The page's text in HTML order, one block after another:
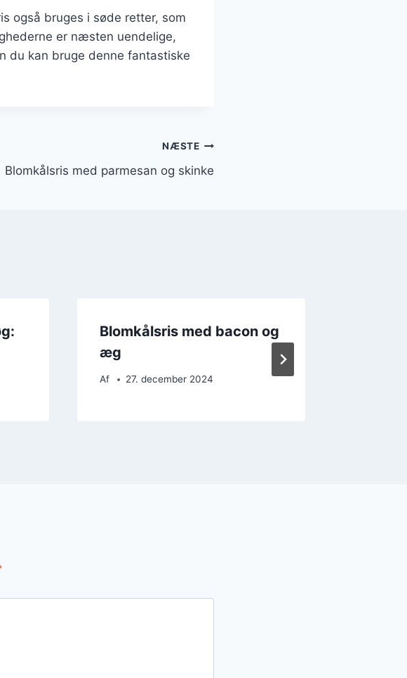
også bruges i søde retter, som
er næsten uendelige,
du kan bruge denne fantastiske
NÆSTE
Blomkålsris med parmesan og skinke
Blomkålsris med bacon og
æg
Af 27. december 2024